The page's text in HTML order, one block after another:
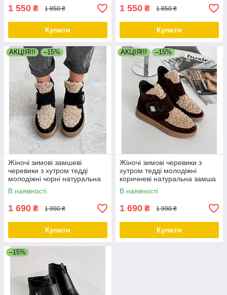
1 550 ₴ 1 850 ₴
Купити
1 550 ₴ 1 850 ₴
Купити
АКЦІЯ!!! –15%
Жіночі зимові замшеві
черевики з хутром тедді
молодіжні чорні натуральна
замша
В наявності
1 690 ₴ 1 990 ₴
Купити
АКЦІЯ!!! –15%
Жіночі зимові черевики з
хутром тедді молодіжні
коричневі натуральна замша
В наявності
1 690 ₴ 1 990 ₴
Купити
–15%